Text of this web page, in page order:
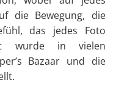
die Bewegung, die
das jedes Foto
wurde in vielen
Bazaar und die